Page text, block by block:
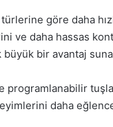
göre daha
ve daha hassas
bir avantaj
programlanabilir
daha